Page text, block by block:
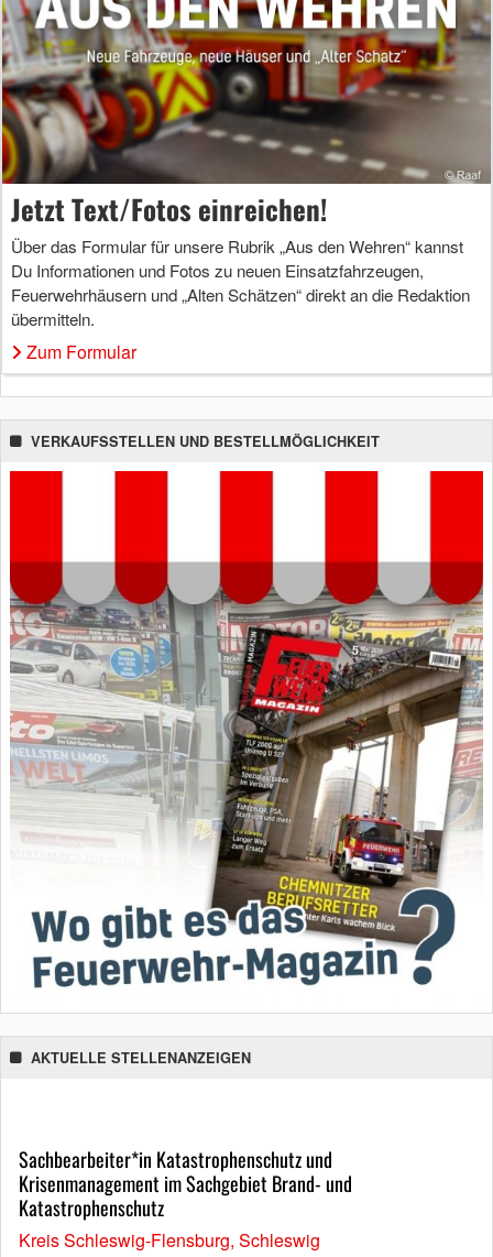
Jetzt Text/Fotos einreichen!
Über das Formular für unsere Rubrik „Aus den Wehren“ kannst
Du Informationen und Fotos zu neuen Einsatzfahrzeugen,
Feuerwehrhäusern und „Alten Schätzen“ direkt an die Redaktion
übermitteln.
Zum Formular
VERKAUFSSTELLEN UND BESTELLMÖGLICHKEIT
AKTUELLE STELLENANZEIGEN
Sachbearbeiter*in Katastrophenschutz und
Krisenmanagement im Sachgebiet Brand- und
Katastrophenschutz
Kreis Schleswig-Flensburg, Schleswig